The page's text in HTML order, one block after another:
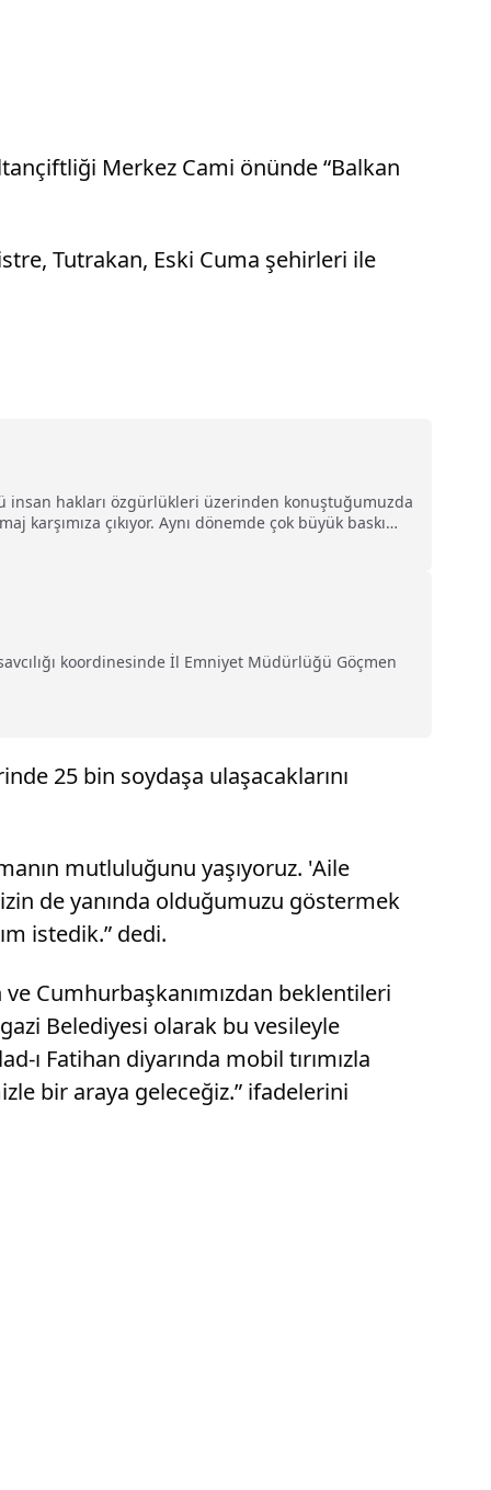
Merkez Cami önünde “Balkan
Tutrakan, Eski Cuma şehirleri ile
insan hakları özgürlükleri üzerinden konuştuğumuzda
çıkıyor. Aynı dönemde çok büyük baskı
koordinesinde İl Emniyet Müdürlüğü Göçmen
25 bin soydaşa ulaşacaklarını
mutluluğunu yaşıyoruz. 'Aile
de yanında olduğumuzu göstermek
istedik.” dedi.
Cumhurbaşkanımızdan beklentileri
Belediyesi olarak bu vesileyle
ı Fatihan diyarında mobil tırımızla
bir araya geleceğiz.” ifadelerini